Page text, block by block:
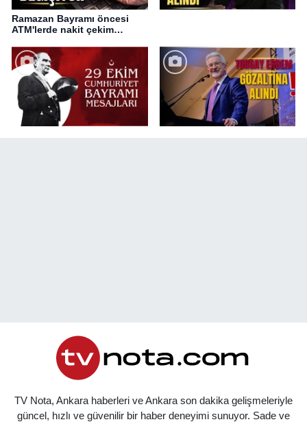
Ramazan Bayramı öncesi
ATM'lerde nakit çekim
TV Nota, Ankara haberleri ve Ankara son dakika gelişmeleriyle
güncel, hızlı ve güvenilir bir haber deneyimi sunuyor. Sade ve